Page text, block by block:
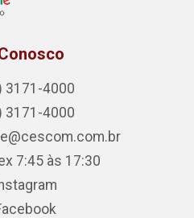
3171-4000
3171-4000
7:45 às 17:30